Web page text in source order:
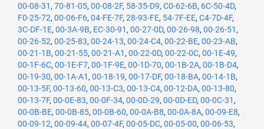
00-08-31 , 70-81-05, 00-08-2F, 58-35-D9, C0-62-6B, 6C-50-4D,
F0-25-72, 00-06-F6, 04-FE-7F, 28-93-FE, 54-7F-EE, C4-7D-4F,
3C-DF-1E, 00-3A-9B, EC-30-91 , 00-27-0D, 00-26-98, 00-26-51 ,
00-26-52, 00-25-83, 00-24-13, 00-24-C4, 00-22-BE, 00-23-AB,
00-21-1B, 00-21-55, 00-21-A1 , 00-22-0D, 00-22-0C, 00-1E-49,
00-1F-6C, 00-1E-F7, 00-1F-9E, 00-1D-70, 00-1B-2A, 00-1B-D4,
00-19-30, 00-1A-A1 , 00-18-19, 00-17-DF, 00-18-BA, 00-14-1B,
00-13-5F, 00-13-60, 00-13-C3, 00-13-C4, 00-12-DA, 00-13-80,
00-13-7F, 00-0E-83, 00-0F-34, 00-0D-29, 00-0D-ED, 00-0C-31 ,
00-0B-BE, 00-0B-85, 00-0B-60, 00-0A-B8, 00-0A-8A, 00-09-E8,
00-09-12, 00-09-44, 00-07-4F, 00-05-DC, 00-05-00, 00-06-53,